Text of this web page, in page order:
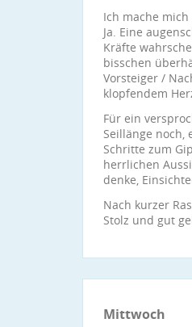
Ich mache
Ja. Eine
Kräfte
bisschen
Vorsteiger /
klopfendem
Für ein
Seillänge
Schritte zum
herrlichen
denke,
Nach kurzer
Stolz und gut
Mittwoch